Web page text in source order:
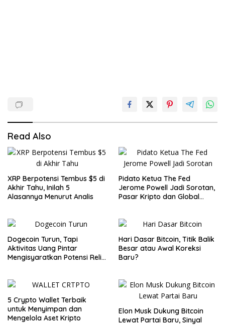
Read Also
XRP Berpotensi Tembus $5 di
Akhir Tahu, Inilah 5
Alasannya Menurut Analis
Pidato Ketua The Fed
Jerome Powell Jadi Sorotan,
Pasar Kripto dan Global
Dogecoin Turun, Tapi
Aktivitas Uang Pintar
Mengisyaratkan Potensi Reli
Hari Dasar Bitcoin, Titik Balik
Besar atau Awal Koreksi
Baru?
5 Crypto Wallet Terbaik
untuk Menyimpan dan
Mengelola Aset Kripto
Elon Musk Dukung Bitcoin
Lewat Partai Baru, Sinyal